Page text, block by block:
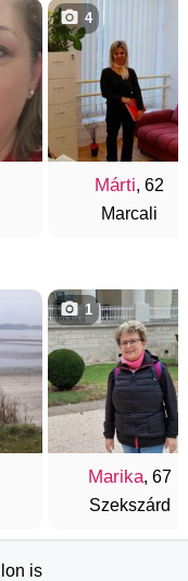
Márti, 62
Marcali
4
Marika, 67
Szekszárd
1
is